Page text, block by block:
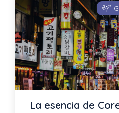
La esencia de